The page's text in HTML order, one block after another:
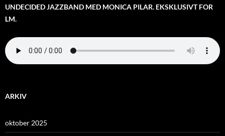
UNDECIDED JAZZBAND MED MONICA PILAR. EKSKLUSIVT FOR
LM.
ARKIV
oktober 2025